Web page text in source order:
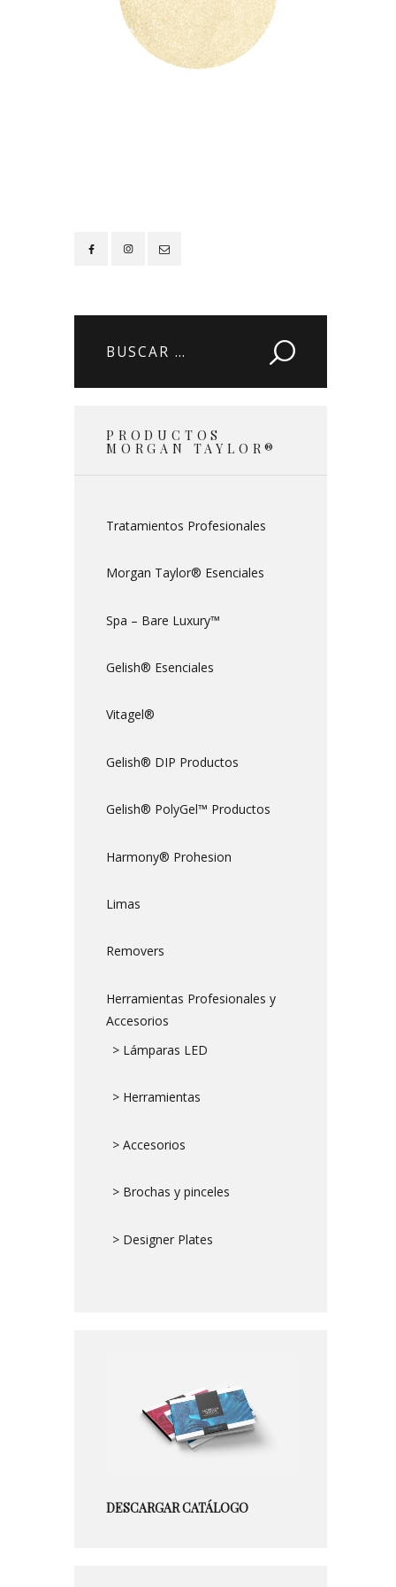
Contacto
Buscar:
PRODUCTOS
MORGAN TAYLOR®
Tratamientos Profesionales
Morgan Taylor® Esenciales
Spa – Bare Luxury™
Gelish® Esenciales
Vitagel®
Gelish® DIP Productos
Gelish® PolyGel™ Productos
Harmony® Prohesion
Limas
Removers
Herramientas Profesionales y
Accesorios
> Lámparas LED
> Herramientas
> Accesorios
> Brochas y pinceles
> Designer Plates
DESCARGAR CATÁLOGO